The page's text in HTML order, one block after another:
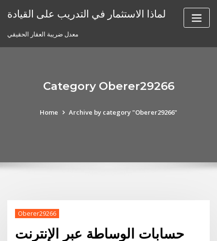
لماذا الاستثمار في التدريب على القيادة
معدل ضريبة العقار الحقيقي
Category Oberer29266
Home Archive by category "Oberer29266"
Oberer29266
حسابات الوساطة عبر الإنترنت